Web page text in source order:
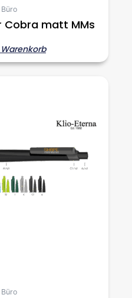
Büro
Cobra matt MMs
Büro